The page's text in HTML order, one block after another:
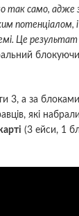
так само, адже
потенціалом,
Це результат
3, а за
які набрали
(3 ейси, 1